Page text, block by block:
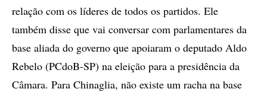
relação com os líderes de todos os partidos. Ele
também disse que vai conversar com parlamentares da
base aliada do governo que apoiaram o deputado Aldo
Rebelo (PCdoB-SP) na eleição para a presidência da
Câmara. Para Chinaglia, não existe um racha na base